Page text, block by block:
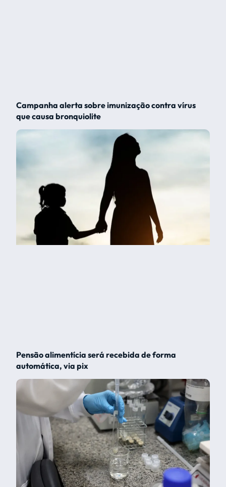
Campanha alerta sobre imunização contra vírus
que causa bronquiolite
Pensão alimentícia será recebida de forma
automática, via pix